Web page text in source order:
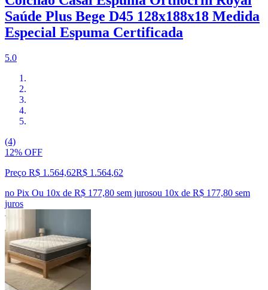
Saúde Plus Bege D45 128x188x18 Medida
Especial Espuma Certificada
5.0
(4)
12% OFF
Preço R$ 1.564,62R$ 1.564,62
no Pix Ou 10x de R$ 177,80 sem jurosou 10x de R$ 177,80 sem
juros